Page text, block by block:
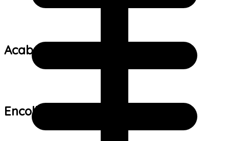
Acabamento:
Encolhimento: